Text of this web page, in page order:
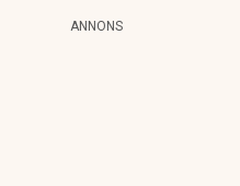
ANNONS